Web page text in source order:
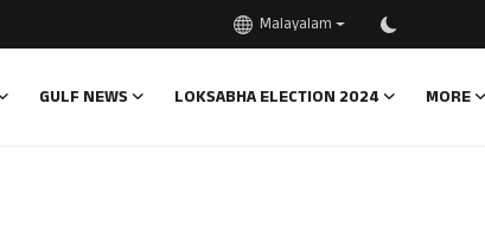
Malayalam
GULF NEWS LOKSABHA ELECTION 2024 MORE